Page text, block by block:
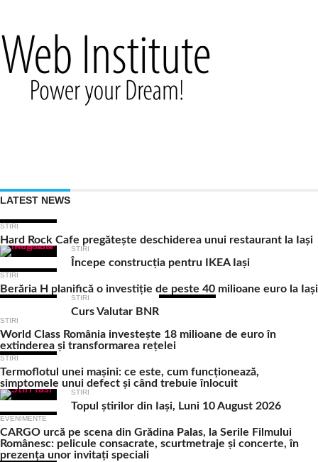
LATEST NEWS
STIRI
Hard Rock Cafe pregătește deschiderea unui restaurant la Iași
STIRI
Începe construcția pentru IKEA Iași
STIRI
Berăria H planifică o investiție de peste 40 milioane euro la Iași
STIRI
Curs Valutar BNR
STIRI
World Class România investește 18 milioane de euro în
extinderea și transformarea rețelei
STIRI
Termoflotul unei mașini: ce este, cum funcționează,
simptomele unui defect și când trebuie înlocuit
STIRI
Topul știrilor din Iași, Luni 10 August 2026
EVENIMENTE
CARGO urcă pe scena din Grădina Palas, la Serile Filmului
Românesc: pelicule consacrate, scurtmetraje și concerte, în
prezența unor invitați speciali